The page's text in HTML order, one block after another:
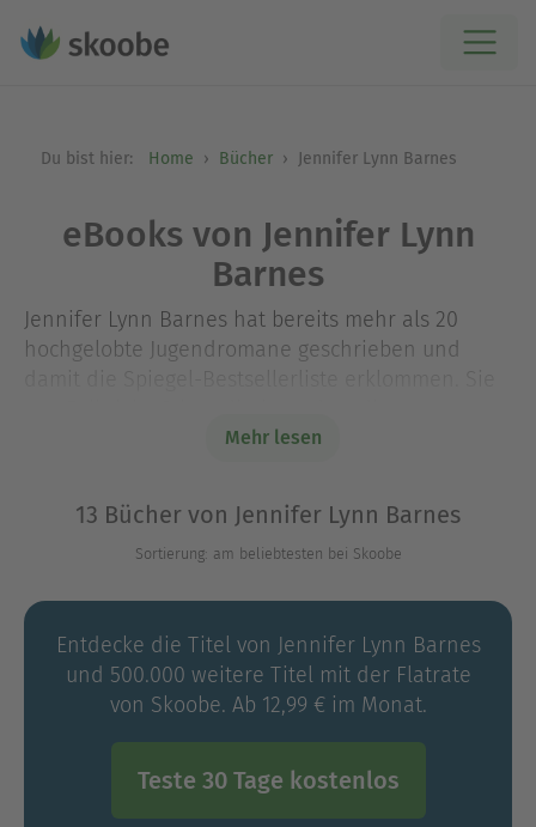
Du bist hier: Home Bücher Jennifer Lynn Barnes
eBooks von Jennifer Lynn
Barnes
Jennifer Lynn Barnes hat bereits mehr als 20
hochgelobte Jugendromane geschrieben und
Psychologie, Psychiatrie und Kognitionsforschung.
und arbeitete als Professorin für Psychologie und
Kreatives Schreiben, bevor sie sich ausschließlich
ihrem eigenen Schreiben widmete.
Mehr lesen
13 Bücher von Jennifer Lynn Barnes
Sortierung: am beliebtesten bei Skoobe
Entdecke die Titel von Jennifer Lynn Barnes
und 500.000 weitere Titel mit der Flatrate
von Skoobe. Ab 12,99 € im Monat.
Teste 30 Tage kostenlos